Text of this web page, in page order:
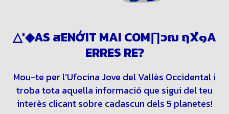
△∏H'S<สENỚIT M๚I๏CO↑∏วฌ ฤX๋๑A
ERRES R ?
Mou-te per l’Ufocina Jove del Vallès Occidental i
troba tota aquella informació que sigui del teu
interès clicant sobre cadascun dels 5 planetes!